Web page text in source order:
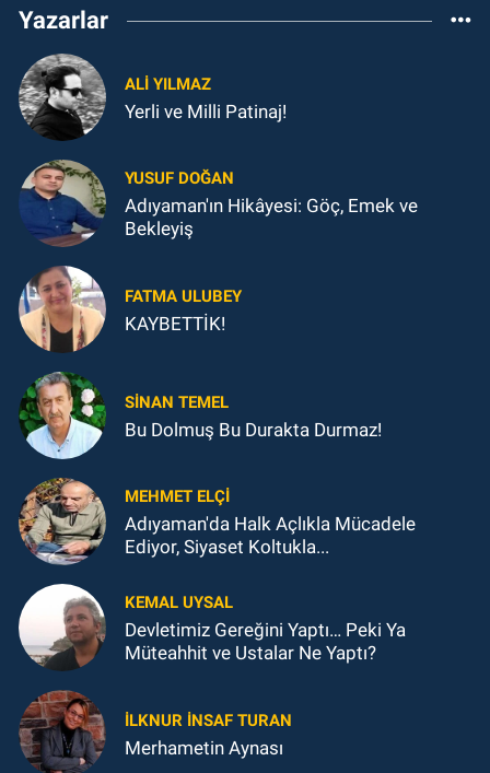
Yazarlar
ALI YILMAZ
Yerli ve Milli Patinaj!
YUSUF DOĞAN
Adıyaman'ın Hikâyesi: Göç, Emek ve
Bekleyiş
FATMA ULUBEY
KAYBETTİK!
SINAN TEMEL
Bu Dolmuş Bu Durakta Durmaz!
MEHMET ELÇI
Adıyaman'da Halk Açlıkla Mücadele
Ediyor, Siyaset Koltukla...
KEMAL UYSAL
Devletimiz Gereğini Yaptı… Peki Ya
Müteahhit ve Ustalar Ne Yaptı?
İLKNUR İNSAF TURAN
Merhametin Aynası